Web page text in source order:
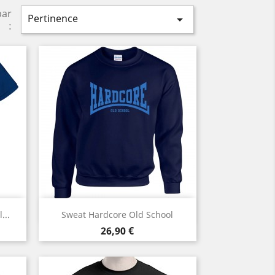
:
Pertinence 
Sweat Hardcore Old School
Prix
26,90 €
Aperçu rapide